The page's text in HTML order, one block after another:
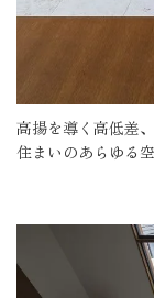
高揚を導く高低差
住まいのあらゆる